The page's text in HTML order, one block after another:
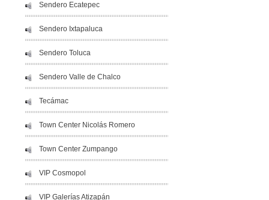
Sendero Ecatepec
Sendero Ixtapaluca
Sendero Toluca
Sendero Valle de Chalco
Tecámac
Town Center Nicolás Romero
Town Center Zumpango
VIP Cosmopol
VIP Galerías Atizapán